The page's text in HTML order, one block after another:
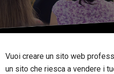
Vuoi creare un sito web
un sito che riesca a vendere i